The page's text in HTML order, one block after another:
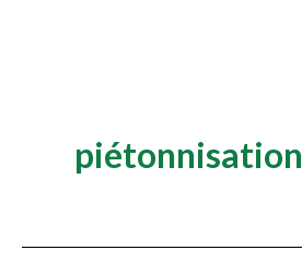
piétonnisation